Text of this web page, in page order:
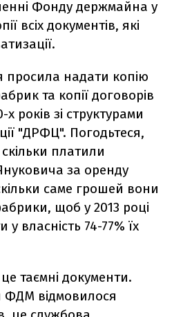
Фонду держмайна у
всіх документів, які
просила надати копію
та копії договорів
років зі структурами
"ДРФЦ". Погодьтеся,
платили
за оренду
саме грошей вони
щоб у 2013 році
власність 74-77% їх
таємні документи.
ФДМ відмовилося